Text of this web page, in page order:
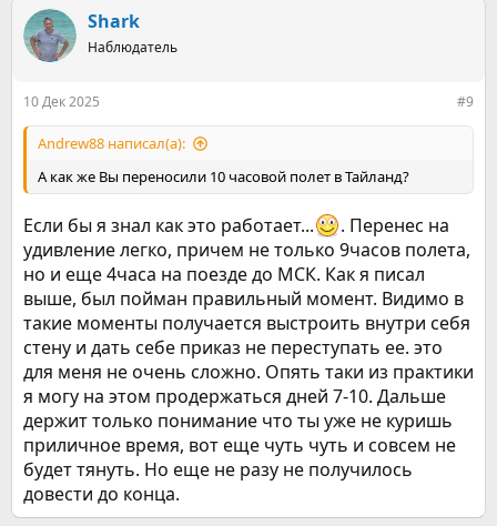
Shark
Наблюдатель
10 Дек 2025 #9
Andrew88 написал(а):
А как же Вы переносили 10 часовой полет в Тайланд?
Если бы я знал как это работает...
. Перенес на
удивление легко, причем не только 9часов полета,
но и еще 4часа на поезде до МСК. Как я писал
выше, был пойман правильный момент. Видимо в
такие моменты получается выстроить внутри себя
стену и дать себе приказ не переступать ее. это
для меня не очень сложно. Опять таки из практики
я могу на этом продержаться дней 7-10. Дальше
держит только понимание что ты уже не куришь
приличное время, вот еще чуть чуть и совсем не
будет тянуть. Но еще не разу не получилось
довести до конца.